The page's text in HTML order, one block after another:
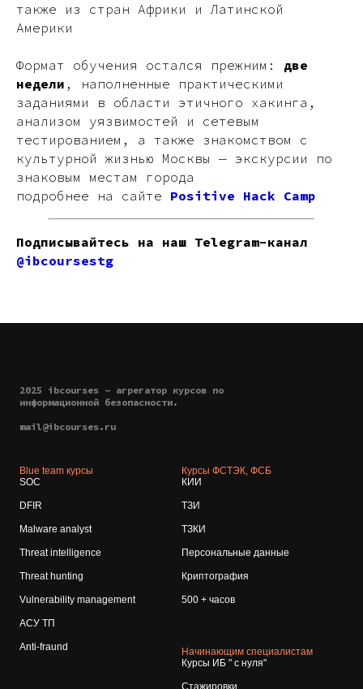
также из стран Африки и Латинской
Америки
Формат обучения остался прежним: две
недели , наполненные практическими
заданиями в области этичного хакинга,
анализом уязвимостей и сетевым
тестированием, а также знакомством с
культурной жизнью Москвы — экскурсии по
знаковым местам города
подробнее на сайте Positive Hack Camp
Подписывайтесь на наш Telegram-канал
@ibcoursestg
2025 ibcourses - агрегатор курсов по
информационной безопасности.
mail@ibcourses.ru
Blue team курсы
SOC
DFIR
Malware analyst
Threat intelligence
Threat hunting
Vulnerability management
АСУ ТП
Anti-fraund
Курсы ФСТЭК, ФСБ
КИИ
ТЗИ
ТЗКИ
Персональные данные
Криптография
500 + часов
Начинающим специалистам
Курсы ИБ " с нуля"
Стажировки